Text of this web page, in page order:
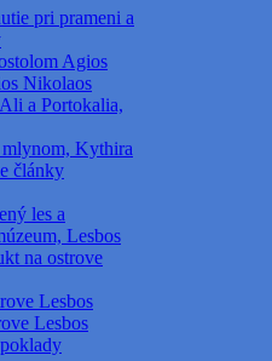
pri prameni a
Agios
Nikolaos
a Portokalia,
Kythira
články
les a
Lesbos
na ostrove
Lesbos
Lesbos